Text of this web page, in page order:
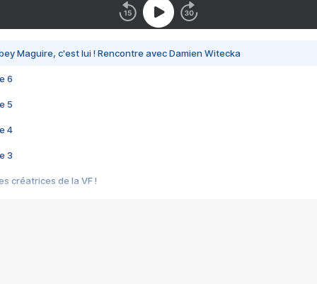
Maguire, c'est lui ! Rencontre avec Damien Witecka
6
5
4
3
créatrices de la VF !